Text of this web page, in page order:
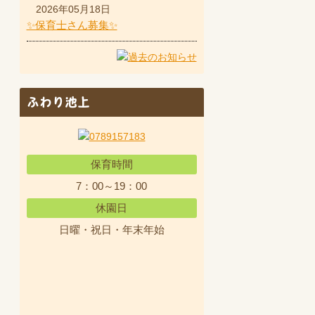
2026年05月18日
✨保育士さん募集✨
ふわり池上
保育時間
7：00～19：00
休園日
日曜・祝日・年末年始